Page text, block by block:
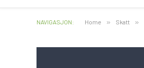
NAVIGASJON: Home » Skatt »